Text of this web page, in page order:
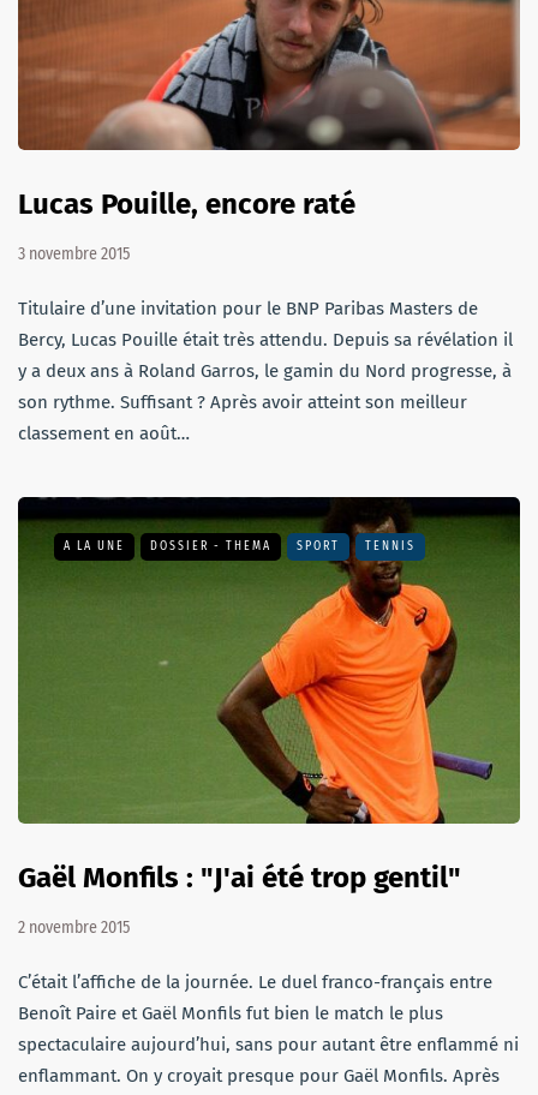
Lucas Pouille, encore raté
3 novembre 2015
Titulaire d’une invitation pour le BNP Paribas Masters de
Bercy, Lucas Pouille était très attendu. Depuis sa révélation il
y a deux ans à Roland Garros, le gamin du Nord progresse, à
son rythme. Suffisant ? Après avoir atteint son meilleur
classement en août…
A LA UNE DOSSIER - THEMA SPORT TENNIS
Gaël Monfils : "J'ai été trop gentil"
2 novembre 2015
C’était l’affiche de la journée. Le duel franco-français entre
Benoît Paire et Gaël Monfils fut bien le match le plus
spectaculaire aujourd’hui, sans pour autant être enflammé ni
enflammant. On y croyait presque pour Gaël Monfils. Après